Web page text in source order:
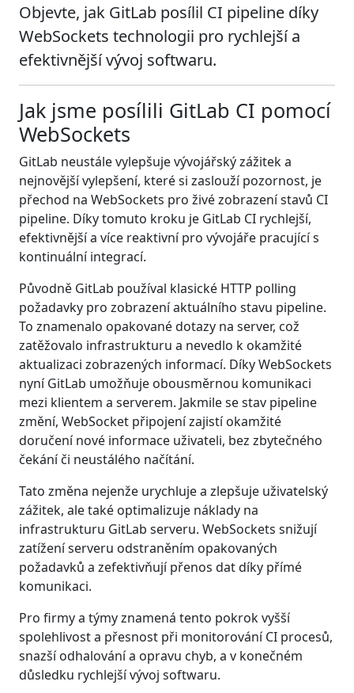
Objevte, jak GitLab posílil CI pipeline díky
WebSockets technologii pro rychlejší a
efektivnější vývoj softwaru.
Jak jsme posílili GitLab CI pomocí
WebSockets
GitLab neustále vylepšuje vývojářský zážitek a
nejnovější vylepšení, které si zaslouží pozornost, je
přechod na WebSockets pro živé zobrazení stavů CI
pipeline. Díky tomuto kroku je GitLab CI rychlejší,
efektivnější a více reaktivní pro vývojáře pracující s
kontinuální integrací.
Původně GitLab používal klasické HTTP polling
požadavky pro zobrazení aktuálního stavu pipeline.
To znamenalo opakované dotazy na server, což
zatěžovalo infrastrukturu a nevedlo k okamžité
aktualizaci zobrazených informací. Díky WebSockets
nyní GitLab umožňuje obousměrnou komunikaci
mezi klientem a serverem. Jakmile se stav pipeline
změní, WebSocket připojení zajistí okamžité
doručení nové informace uživateli, bez zbytečného
čekání či neustálého načítání.
Tato změna nejenže urychluje a zlepšuje uživatelský
zážitek, ale také optimalizuje náklady na
infrastrukturu GitLab serveru. WebSockets snižují
zatížení serveru odstraněním opakovaných
požadavků a zefektivňují přenos dat díky přímé
komunikaci.
Pro firmy a týmy znamená tento pokrok vyšší
spolehlivost a přesnost při monitorování CI procesů,
snazší odhalování a opravu chyb, a v konečném
důsledku rychlejší vývoj softwaru.